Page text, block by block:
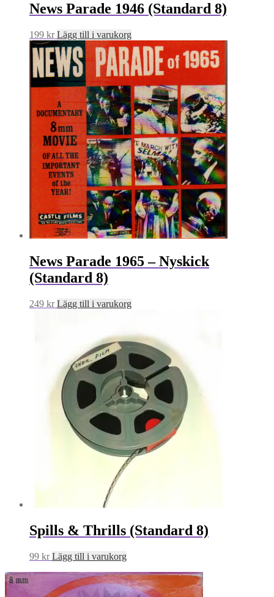
News Parade 1946 (Standard 8)
199 kr Lägg till i varukorg
News Parade 1965 – Nyskick
(Standard 8)
249 kr Lägg till i varukorg
Spills & Thrills (Standard 8)
99 kr Lägg till i varukorg